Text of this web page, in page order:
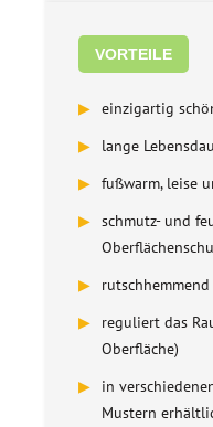
VORTEILE
▶ einzigartig
▶
lange
▶ fußwarm, leise
▶ schmutz- und
▶
▶
reguliert das
Oberfläche)
▶
in
Mustern